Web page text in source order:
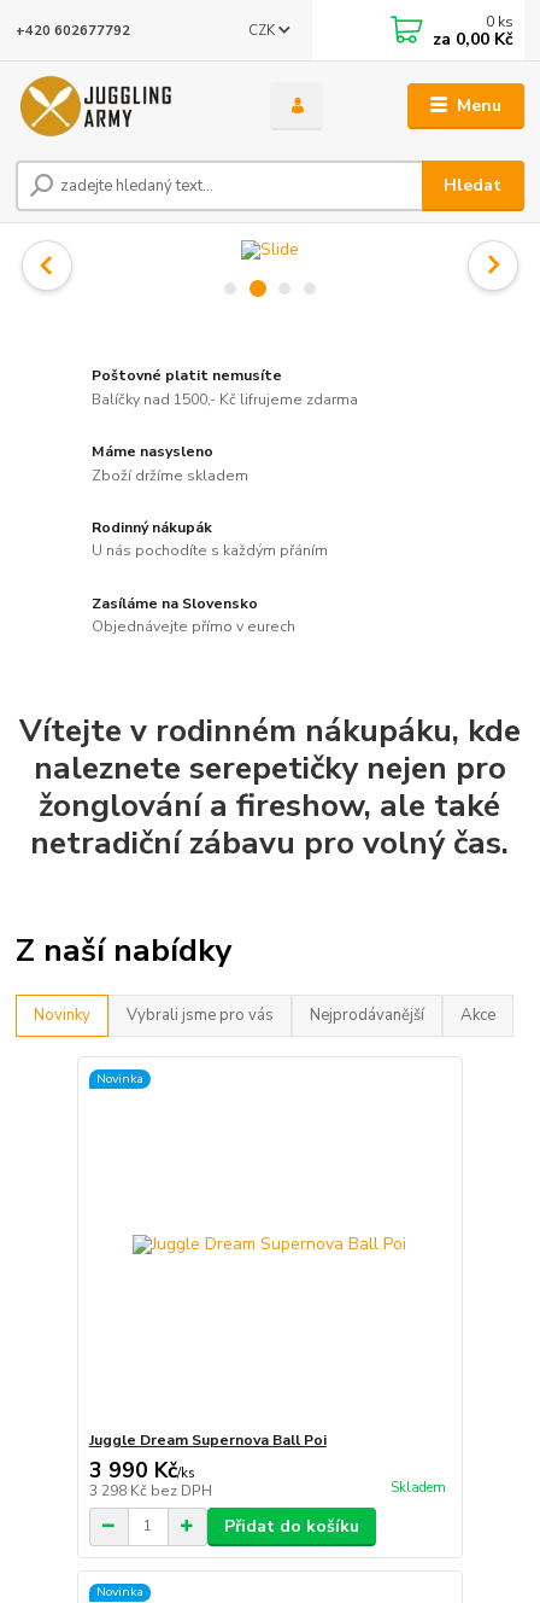
Menu
CZK
Hledat
+420 602677792 0 ks
za 0,00 Kč
Poštovné platit nemusíte
Balíčky nad 1500,- Kč lifrujeme zdarma
Máme nasysleno
Zboží držíme skladem
Rodinný nákupák
U nás pochodíte s každým přáním
Zasíláme na Slovensko
Objednávejte přímo v eurech
Vítejte v rodinném nákupáku, kde
naleznete serepetičky nejen pro
žonglování a fireshow, ale také
netradiční zábavu pro volný čas.
Z naší nabídky
Novinky Vybrali jsme pro vás Nejprodávanější Akce
Novinka
Juggle Dream Supernova Ball Poi
3 990 Kč/ks
3 298 Kč bez DPH Skladem
Přidat do košíku
Novinka